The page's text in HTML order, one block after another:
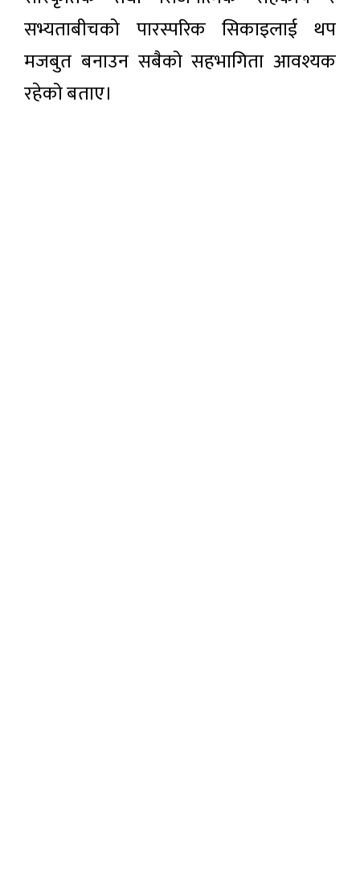
सभ्यताबीचको पारस्परिक सिकाइलाई थप
मजबुत बनाउन सबैको सहभागिता आवश्यक
रहेको बताए।